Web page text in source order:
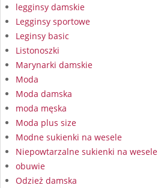
legginsy damskie
Legginsy sportowe
Leginsy basic
Listonoszki
Marynarki damskie
Moda
Moda damska
moda męska
Moda plus size
Modne sukienki na wesele
Niepowtarzalne sukienki na wesele
obuwie
Odzież damska